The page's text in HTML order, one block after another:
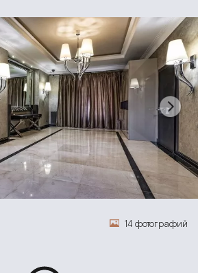
14 фотографий